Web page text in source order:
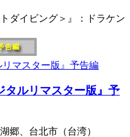
ダイビング＞』：ドラケン
タルリマスター版』予
郷、台北市（台湾）